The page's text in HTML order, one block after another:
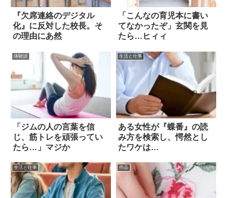
『欠席連絡のデジタル
化』に反対した校長。そ
の理由にあ然
「こんなの育児本に書い
てなかったぞ」玄関を見
たら…ヒィィ
体験談
「ジムの人の言葉を信
じ、筋トレを頑張ってい
たら…」マジか
生活と仕事
ある女性が『蝶番』の読
み方を検索し、愕然とし
たワケは…
生活と仕事 作品